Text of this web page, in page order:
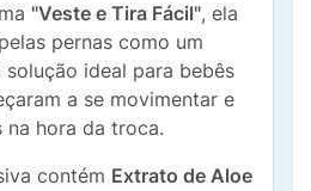
"Veste e Tira Fácil", ela
pernas como um
ideal para bebês
a se movimentar e
na hora da troca.
contém Extrato de Aloe